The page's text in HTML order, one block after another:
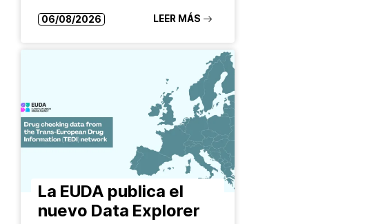
El proyecto ofrece asesoramiento
recursos especializados Las formas
de consumo de drogas evolucionan
constantemente. También…
06/08/2026 LEER MÁS
La EUDA publica el
nuevo Data Explorer